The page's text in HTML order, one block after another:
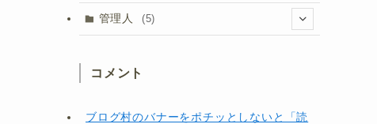
(8)
管理人 (5)
(3)
コメント
ブログ村のバナーをポチッとしないと「読